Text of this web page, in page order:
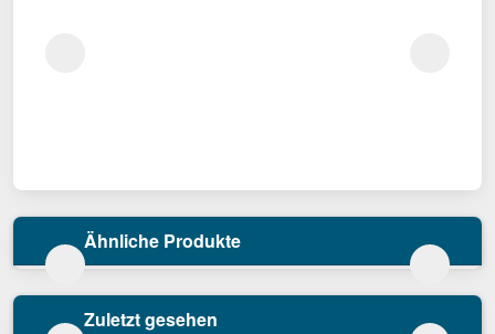
Ähnliche Produkte
Zuletzt gesehen